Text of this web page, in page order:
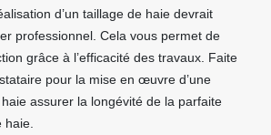
d’un taillage de haie devrait
professionnel. Cela vous permet de
grâce à l’efficacité des travaux. Faite
pour la mise en œuvre d’une
assurer la longévité de la parfaite